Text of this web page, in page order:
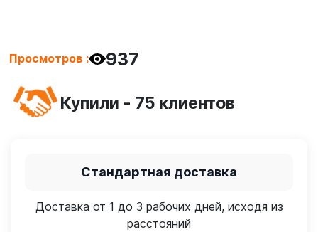
Просмотров : 937
Купили - 75 клиентов
Стандартная доставка
Доставка от 1 до 3 рабочих дней, исходя из
расстояний